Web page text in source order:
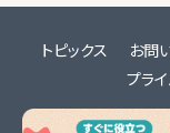
トピックス お問
プラ